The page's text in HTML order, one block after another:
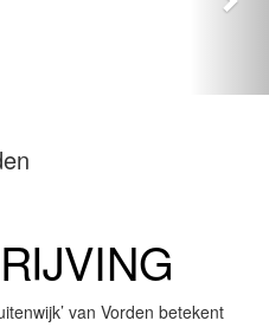
van Vorden betekent